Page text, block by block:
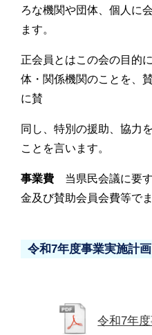
ろな機関や団体、個人に
ます。
正会員とはこの会の目的
体・関係機関のことを、
に賛
同し、特別の援助、協力
ことを言います。
事業費 当県民会議に要
金及び賛助会員会費等で
令和7年度事業実施計画
令和7年